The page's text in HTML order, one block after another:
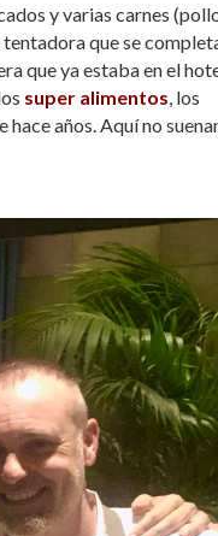
y varias carnes
que se
que ya estaba en el
super alimentos , los
años. Aquí no